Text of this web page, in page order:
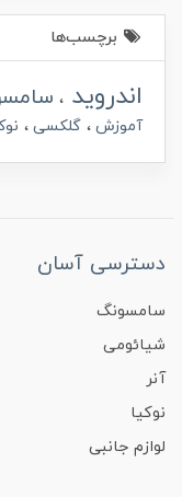
برچسب‌ها
اندروید
آموزش
گلکسی
دسترسی آسان
سامسونگ
شیائومی
آنر
نوکیا
لوازم جانبی